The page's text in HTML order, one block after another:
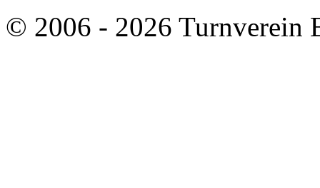
© 2006 - 2026 Turnverein